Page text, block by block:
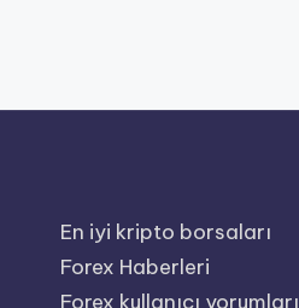
En iyi kripto borsaları
Forex Haberleri
Forex kullanıcı yorumları